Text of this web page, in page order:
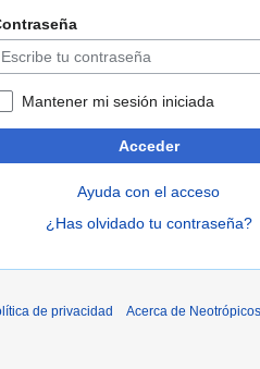
Mantener mi sesión iniciada
Acceder
Ayuda con el acceso
¿Has olvidado tu contraseña?
de privacidad Acerca de Neotrópicos